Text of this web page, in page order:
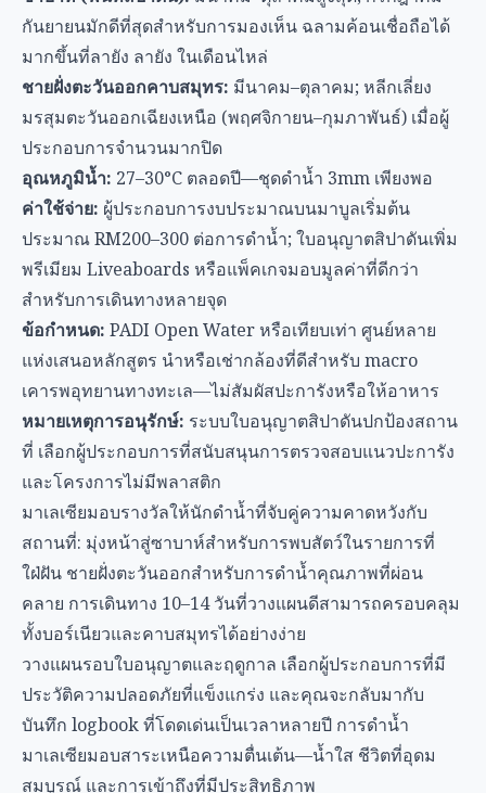
กันยายนมักดีที่สุดสำหรับการมองเห็น ฉลามค้อนเชื่อถือได้
มากขึ้นที่ลายัง ลายัง ในเดือนไหล่
ชายฝั่งตะวันออกคาบสมุทร: มีนาคม–ตุลาคม; หลีกเลี่ยง
มรสุมตะวันออกเฉียงเหนือ (พฤศจิกายน–กุมภาพันธ์) เมื่อผู้
ประกอบการจำนวนมากปิด
อุณหภูมิน้ำ: 27–30°C ตลอดปี—ชุดดำน้ำ 3mm เพียงพอ
ค่าใช้จ่าย: ผู้ประกอบการงบประมาณบนมาบูลเริ่มต้น
ประมาณ RM200–300 ต่อการดำน้ำ; ใบอนุญาตสิปาดันเพิ่ม
พรีเมียม Liveaboards หรือแพ็คเกจมอบมูลค่าที่ดีกว่า
สำหรับการเดินทางหลายจุด
ข้อกำหนด: PADI Open Water หรือเทียบเท่า ศูนย์หลาย
แห่งเสนอหลักสูตร นำหรือเช่ากล้องที่ดีสำหรับ macro
เคารพอุทยานทางทะเล—ไม่สัมผัสปะการังหรือให้อาหาร
หมายเหตุการอนุรักษ์: ระบบใบอนุญาตสิปาดันปกป้องสถาน
ที่ เลือกผู้ประกอบการที่สนับสนุนการตรวจสอบแนวปะการัง
และโครงการไม่มีพลาสติก
มาเลเซียมอบรางวัลให้นักดำน้ำที่จับคู่ความคาดหวังกับ
สถานที่: มุ่งหน้าสู่ซาบาห์สำหรับการพบสัตว์ในรายการที่
ใฝ่ฝัน ชายฝั่งตะวันออกสำหรับการดำน้ำคุณภาพที่ผ่อน
คลาย การเดินทาง 10–14 วันที่วางแผนดีสามารถครอบคลุม
ทั้งบอร์เนียวและคาบสมุทรได้อย่างง่าย
วางแผนรอบใบอนุญาตและฤดูกาล เลือกผู้ประกอบการที่มี
ประวัติความปลอดภัยที่แข็งแกร่ง และคุณจะกลับมากับ
บันทึก logbook ที่โดดเด่นเป็นเวลาหลายปี การดำน้ำ
มาเลเซียมอบสาระเหนือความตื่นเต้น—น้ำใส ชีวิตที่อุดม
สมบูรณ์ และการเข้าถึงที่มีประสิทธิภาพ